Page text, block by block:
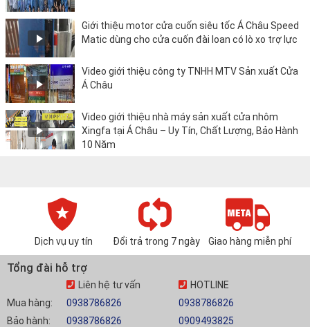
Giới thiệu motor cửa cuốn siêu tốc Á Châu Speed
Matic dùng cho cửa cuốn đài loan có lò xo trợ lực
Video giới thiệu công ty TNHH MTV Sản xuất Cửa
Á Châu
Video giới thiệu nhà máy sản xuất cửa nhôm
Xingfa tại Á Châu – Uy Tín, Chất Lượng, Bảo Hành
10 Năm
Dịch vụ uy tín Đổi trả trong 7 ngày Giao hàng miễn phí
Tổng đài hỗ trợ
Mua hàng:
Bảo hành:
Liên hệ tư vấn
0938786826
0938786826
HOTLINE
0938786826
0909493825